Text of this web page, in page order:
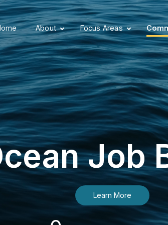
About Focus Areas
Job
Learn More